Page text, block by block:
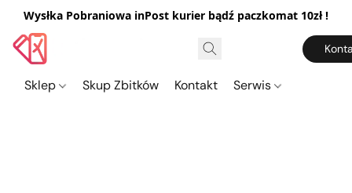
Wysłka Pobraniowa inPost kurier bądź paczkomat 10zł !
Sklep Skup Zbitków Kontakt Serwis